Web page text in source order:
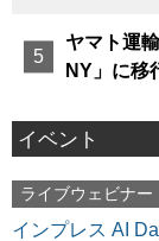
ヤマト運
NY」に移
イベント
ライブウェビナー
インプレス AI